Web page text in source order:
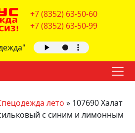
+7 (8352) 63-50-60
+7 (8352) 63-50-99
лето » 107690 Халат
с синим и лимонным